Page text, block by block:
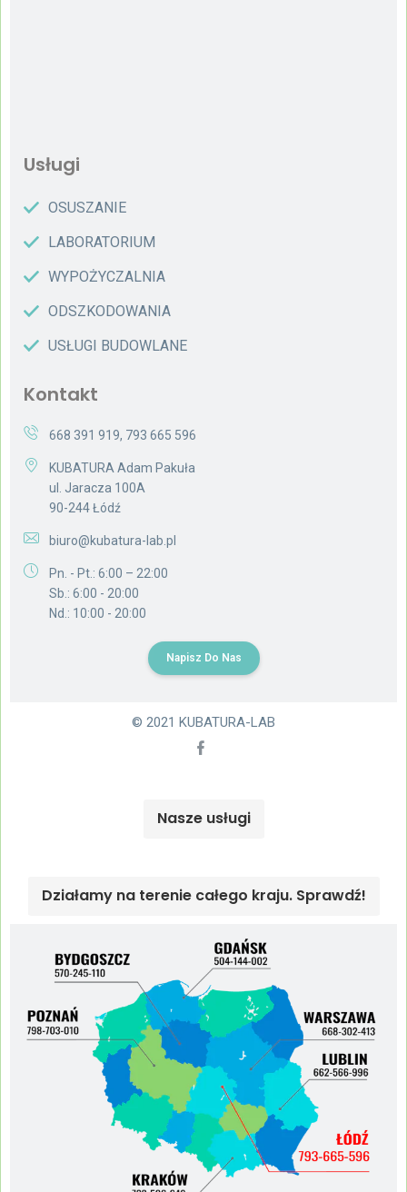
Usługi
OSUSZANIE
LABORATORIUM
WYPOŻYCZALNIA
ODSZKODOWANIA
USŁUGI BUDOWLANE
Kontakt
668 391 919, 793 665 596
KUBATURA Adam Pakuła
ul. Jaracza 100A
90-244 Łódź
biuro@kubatura-lab.pl
Pn. - Pt.: 6:00 – 22:00
Sb.: 6:00 - 20:00
Nd.: 10:00 - 20:00
Napisz Do Nas
© 2021 KUBATURA-LAB
Nasze usługi
Działamy na terenie całego kraju. Sprawdź!